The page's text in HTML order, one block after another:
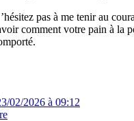
pas à me tenir au
comment votre pain à la
02/2026 à 09:12